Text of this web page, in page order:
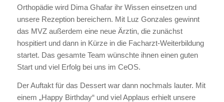
Orthopädie wird Dima Ghafar ihr Wissen einsetzen und
unsere Rezeption bereichern. Mit Luz Gonzales gewinnt
das MVZ außerdem eine neue Ärztin, die zunächst
hospitiert und dann in Kürze in die Facharzt-Weiterbildung
startet. Das gesamte Team wünschte ihnen einen guten
Start und viel Erfolg bei uns im CeOS.
Der Auftakt für das Dessert war dann nochmals lauter. Mit
einem „Happy Birthday“ und viel Applaus erhielt unsere